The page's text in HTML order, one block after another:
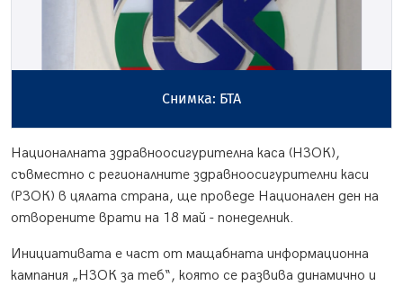
Снимка: БТА
Националната здравноосигурителна каса (НЗОК),
съвместно с регионалните здравноосигурителни каси
(РЗОК) в цялата страна, ще проведе Национален ден на
отворените врати на 18 май - понеделник.
Инициативата е част от мащабната информационна
кампания „НЗОК за теб“, която се развива динамично и